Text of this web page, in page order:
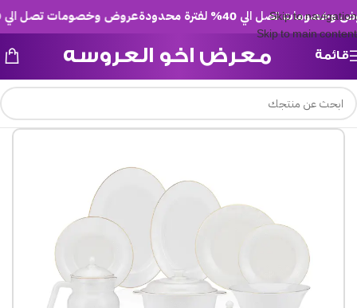
Skip to navigation
Skip to main content
عروض وخصومات تصل الي 40% لفترة محدودة تصل الي 40% لفترة محدودة
قائمة معرض اخو العروسه